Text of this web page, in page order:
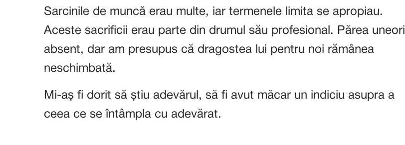
Sarcinile de muncă erau multe, iar termenele limita se apropiau.
Aceste sacrificii erau parte din drumul său profesional. Părea uneori
absent, dar am presupus că dragostea lui pentru noi rămânea
neschimbată.
Mi-aș fi dorit să știu adevărul, să fi avut măcar un indiciu asupra a
ceea ce se întâmpla cu adevărat.